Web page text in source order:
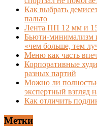
Как выбрать
пальто
Лента ПП 12 мм и
Бьюти-минимализм
«чем больше, тем
Меню как часть
Корпоративные
разных партий
Можно ли
экспертный взгляд
Как отличить
Метки